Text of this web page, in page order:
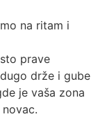
na ritam i
prave
drže i gube
je vaša zona